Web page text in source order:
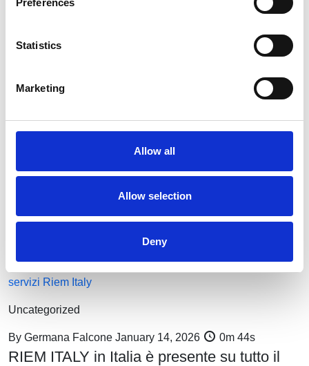
Statistics
Marketing
Allow all
Allow selection
Deny
Monitoraggio, prestazione e controllo dell’aria compressa: i
servizi Riem Italy
Uncategorized
By Germana Falcone January 14, 2026 0m 44s
RIEM ITALY in Italia è presente su tutto il